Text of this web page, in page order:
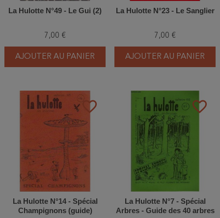
La Hulotte N°49 - Le Gui (2)
7,00 €
AJOUTER AU PANIER
La Hulotte N°23 - Le Sanglier
7,00 €
AJOUTER AU PANIER
favorite_border
La Hulotte N°14 - Spécial
Champignons (guide)
favorite_border
La Hulotte N°7 - Spécial
Arbres - Guide des 40 arbres